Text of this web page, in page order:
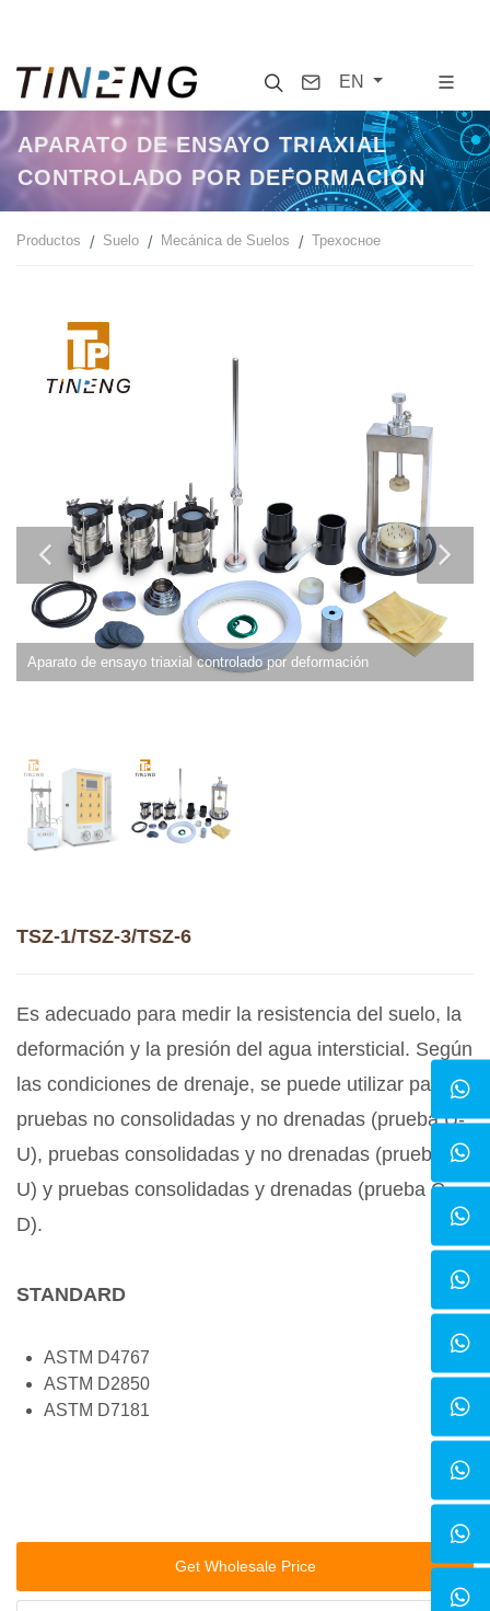
SearchContact
EN
APARATO DE ENSAYO TRIAXIAL
CONTROLADO POR DEFORMACIÓN
Productos Suelo Mecánica de Suelos Трехосное
Aparato de ensayo triaxial controlado por deformación
TSZ-1/TSZ-3/TSZ-6
Es adecuado para medir la resistencia del suelo, la
deformación y la presión del agua intersticial. Según
las condiciones de drenaje, se puede utilizar para
pruebas no consolidadas y no drenadas (prueba U-
U), pruebas consolidadas y no drenadas (prueba C-
U) y pruebas consolidadas y drenadas (prueba C-
D).
STANDARD
ASTM D4767
ASTM D2850
ASTM D7181
Get Wholesale Price